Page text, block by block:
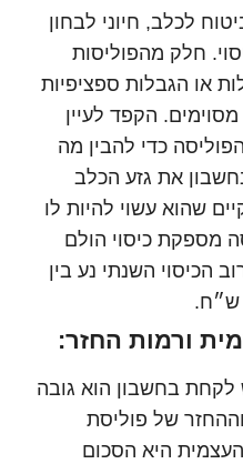
חיוני לבחון
מהפוליסות
ספציפיות
הקפד לעיין
כדי להבין מה
גזע הכלב
עשוי להיות לו
כיסוי הולם
השנתי נע בין
הוא גובה
פוליסת
הסכום